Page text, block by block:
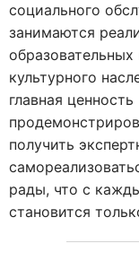
социального
занимаются
культурного
главная
получить
рады, что с
становится